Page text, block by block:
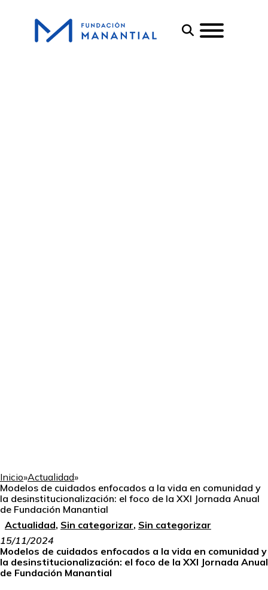
Inicio»Actualidad»
Modelos de cuidados enfocados a la vida en comunidad y
la desinstitucionalización: el foco de la XXI Jornada Anual
de Fundación Manantial
Actualidad, Sin categorizar, Sin categorizar
15/11/2024
Modelos de cuidados enfocados a la vida en comunidad y
la desinstitucionalización: el foco de la XXI Jornada Anual
de Fundación Manantial